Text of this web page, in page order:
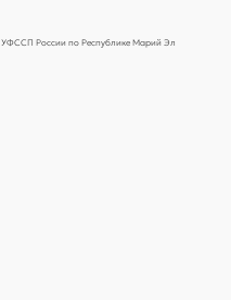
УФССП России по Республике Марий Эл